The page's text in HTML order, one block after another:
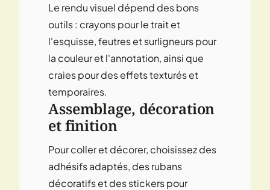
Le rendu visuel dépend des bons
outils : crayonspour le trait et
l'esquisse,feutresetsurligneurspour
la couleur et l'annotation, ainsi que
craiespour des effets texturés et
temporaires.
Assemblage, décoration
et finition
Pour coller et décorer, choisissez des
adhésifsadaptés, desrubans
décoratifs et desstickerspour